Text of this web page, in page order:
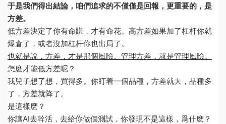
于是我們得出結論，咱們追求的不僅僅是回報，更重要的，是
方差。
低方差決定了你有命賺，才有命花。高方差如果加了杠杆你就
爆倉了，或者沒加杠杆你也出局了。
也就是說，方差，才是那個風險。管理方差，就是管理風險。
怎麽才能低方差呢？
我兒子想了想，買得多。你盯着一個品種，方差就大，品種多
了，方差就降了。
是這樣麽？
你讓AI去幹活，去給你做個測試，你發現不是這樣，爲什麽？